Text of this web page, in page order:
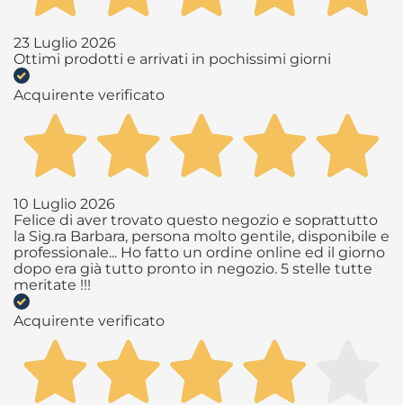
23 Luglio 2026
Ottimi prodotti e arrivati in pochissimi giorni
Acquirente verificato
10 Luglio 2026
Felice di aver trovato questo negozio e soprattutto
la Sig.ra Barbara, persona molto gentile, disponibile e
professionale... Ho fatto un ordine online ed il giorno
dopo era già tutto pronto in negozio. 5 stelle tutte
meritate !!!
Acquirente verificato